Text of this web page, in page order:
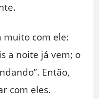
muito com ele:
a noite já vem; o
Então,
com eles.